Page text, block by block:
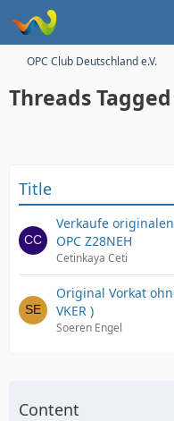
OPC Club Deutschland e.V.
Threads
Title
Verkaufe
OPC Z28NEH
Cetinkaya Ceti
Original Vorkat
VKER )
Soeren Engel
Content